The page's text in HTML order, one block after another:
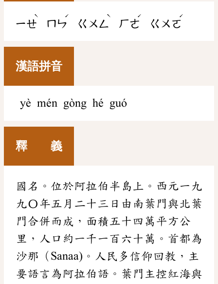
ㄧㄝ
ˋ
ㄇㄣ
ˊ
ㄍㄨㄥ
ˋ
ㄏㄜ
ˊ
ㄍㄨㄛ
ˊ
漢語拼音
yè mén gòng hé guó
釋 義
國名。位於阿拉伯半島上。西元一九
九〇年五月二十三日由南葉門與北葉
門合併而成，面積五十四萬平方公
里，人口約一千一百六十萬。首都為
沙那（Sanaa)。人民多信仰回教，主
要語言為阿拉伯語。葉門主控紅海與